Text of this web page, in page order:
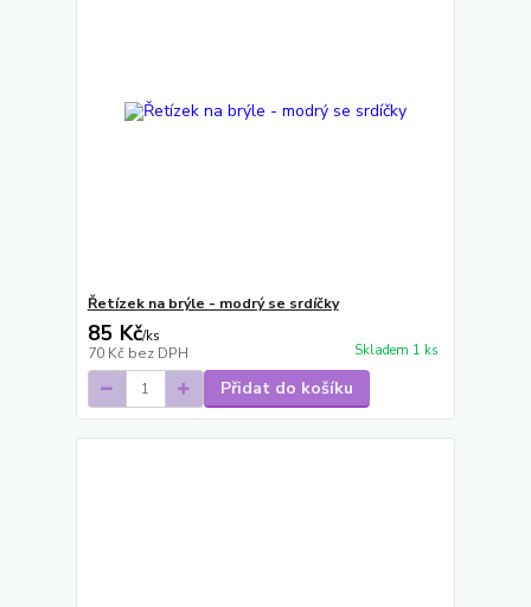
Řetízek na brýle - modrý se srdíčky
85 Kč/ks
70 Kč bez DPH Skladem 1 ks
Přidat do košíku